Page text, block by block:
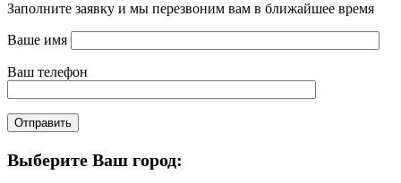
Заполните заявку и мы перезвоним вам в ближайшее время
Ваше имя
Ваш телефон
Выберите Ваш город: